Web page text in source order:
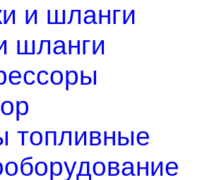
и шланги
шланги
топливные